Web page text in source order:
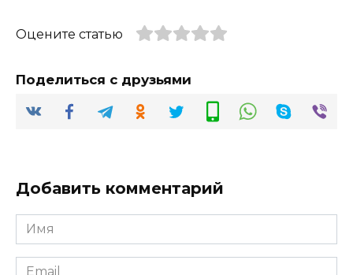
Оцените статью
Поделиться с друзьями
Добавить комментарий
Имя
*
Email